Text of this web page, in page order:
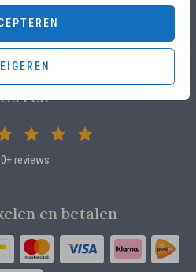
van de ontwerpstudio
voor €4,95
reviews
en betalen